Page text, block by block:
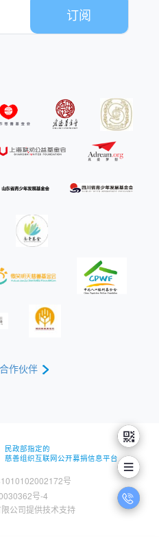
订阅
作伙伴
民政部指定的
慈善组织互联网公开募捐信息平台
号
号-4
公司提供技术支持